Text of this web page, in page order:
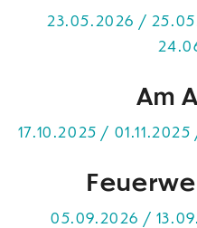
23.05.2026 /
Am
17.10.2025 /
05.09.2026 /